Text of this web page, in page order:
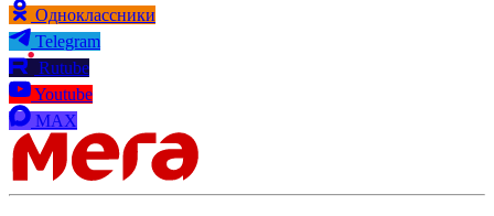
Одноклассники
Telegram
Rutube
Youtube
MAX